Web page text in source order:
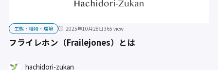
生態・植物・環境 2025年10月28日365 view
フライレホン（Frailejones）とは
hachidori-zukan